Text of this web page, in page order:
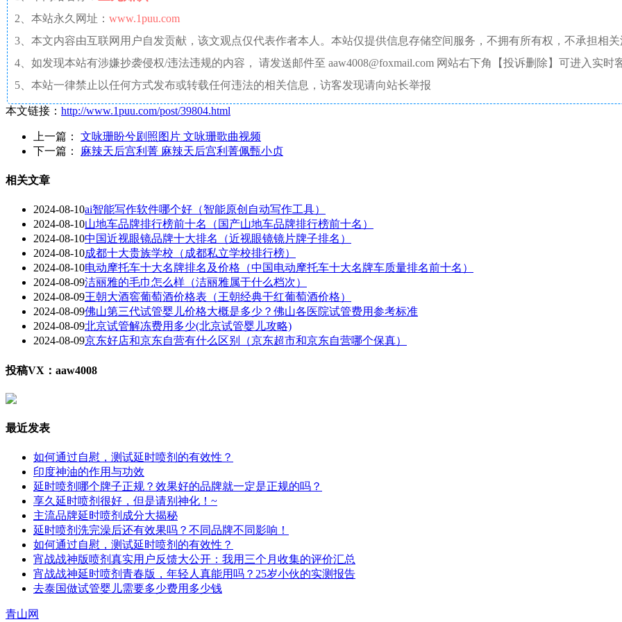
2、本站永久网址： www.1puu.com
3、本文内容由互联网用户自发贡献，该文观点仅代表作者本人。本站仅提供信息存储空间服务，不拥有所有权，不承担相
4、如发现本站有涉嫌抄袭侵权/违法违规的内容， 请发送邮件至 aaw4008@foxmail.com 网站右下角【投诉删除】可进入实时
5、本站一律禁止以任何方式发布或转载任何违法的相关信息，访客发现请向站长举报
本文链接： http://www.1puu.com/post/39804.html
上一篇： 文咏珊盼兮剧照图片 文咏珊歌曲视频
下一篇： 麻辣天后宫利菁 麻辣天后宫利菁佩甄小贞
相关文章
2024-08-10ai智能写作软件哪个好（智能原创自动写作工具）
2024-08-10山地车品牌排行榜前十名（国产山地车品牌排行榜前十名）
2024-08-10中国近视眼镜品牌十大排名（近视眼镜镜片牌子排名）
2024-08-10成都十大贵族学校（成都私立学校排行榜）
2024-08-10电动摩托车十大名牌排名及价格（中国电动摩托车十大名牌车质量排名前十名）
2024-08-09洁丽雅的毛巾怎么样（洁丽雅属于什么档次）
2024-08-09王朝大酒窖葡萄酒价格表（王朝经典干红葡萄酒价格）
2024-08-09佛山第三代试管婴儿价格大概是多少？佛山各医院试管费用参考标准
2024-08-09北京试管解冻费用多少(北京试管婴儿攻略)
2024-08-09京东好店和京东自营有什么区别（京东超市和京东自营哪个保真）
投稿VX：aaw4008
最近发表
如何通过自慰，测试延时喷剂的有效性？
印度神油的作用与功效
延时喷剂哪个牌子正规？效果好的品牌就一定是正规的吗？
享久延时喷剂很好，但是请别神化！~
主流品牌延时喷剂成分大揭秘
延时喷剂洗完澡后还有效果吗？不同品牌不同影响！
如何通过自慰，测试延时喷剂的有效性？
宵战战神版喷剂真实用户反馈大公开：我用三个月收集的评价汇总
宵战战神延时喷剂青春版，年轻人真能用吗？25岁小伙的实测报告
去泰国做试管婴儿需要多少费用多少钱
青山网